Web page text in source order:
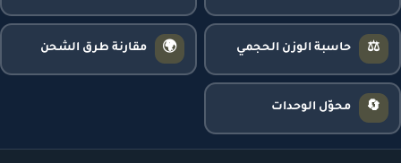
⚖️ حاسبة الوزن الحجمي 🌍 مقارنة طرق الشحن
🔄 محوّل الوحدات